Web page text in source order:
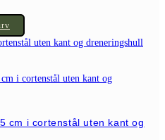
cm i cortenstål uten kant og